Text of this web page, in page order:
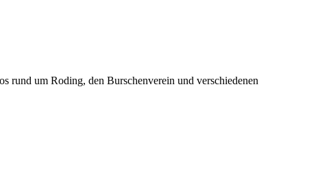
rund um Roding, den Burschenverein und verschiedenen